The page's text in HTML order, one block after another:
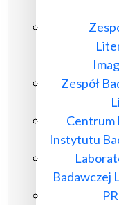
Zespół
Centrum
Instytutu
Badawczej